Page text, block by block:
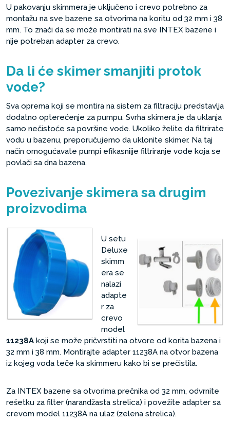
U pakovanju skimmera je uključeno i crevo potrebno za
montažu na sve bazene sa otvorima na koritu od 32 mm i 38
mm. To znači da se može montirati na sve INTEX bazene i
nije potreban adapter za crevo.
Da li će skimer smanjiti protok
vode?
Sva oprema koji se montira na sistem za filtraciju predstavlja
dodatno opterećenje za pumpu. Svrha skimera je da uklanja
samo nečistoće sa površine vode. Ukoliko želite da filtrirate
vodu u bazenu, preporučujemo da uklonite skimer. Na taj
način omogućavate pumpi efikasniije filtriranje vode koja se
povlači sa dna bazena.
Povezivanje skimera sa drugim
proizvodima
U setu
Deluxe
skimm
era se
nalazi
adapte
r za
crevo
model
11238A koji se može pričvrstiti na otvore od korita bazena i
32 mm i 38 mm. Montirajte adapter 11238A na otvor bazena
iz kojeg voda teče ka skimmeru kako bi se prečistila.
Za INTEX bazene sa otvorima prečnika od 32 mm, odvrnite
rešetku za filter (narandžasta strelica) i povežite adapter sa
crevom model 11238A na ulaz (zelena strelica).